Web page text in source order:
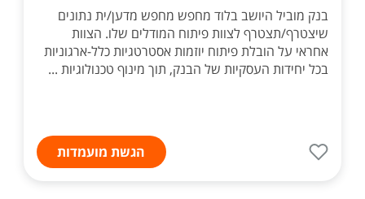
בנק מוביל היושב בלוד מחפש מחפש מדען/ית נתונים
שיצטרף/תצטרף לצוות פיתוח המודלים שלו. הצוות
אחראי על הובלת פיתוח יוזמות אסטרטגיות כלל-ארגוניות
בכל יחידות העסקיות של הבנק, תוך מינוף טכנולוגיות ...
הגשת מועמדות